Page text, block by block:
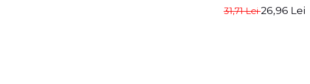
Modele
31,71 Lei26,96 Lei